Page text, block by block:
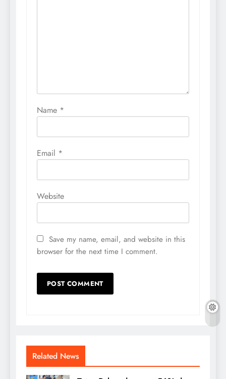
Name *
Email *
Website
Save my name, email, and website in this
browser for the next time I comment.
Related News